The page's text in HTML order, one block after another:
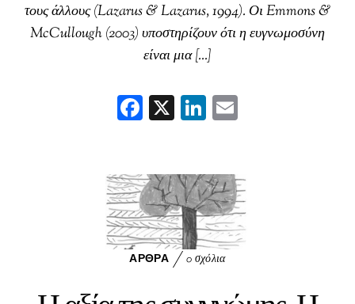
τους άλλους (Lazarus & Lazarus, 1994). Οι Emmons &
McCullough (2003) υποστηρίζουν ότι η ευγνωμοσύνη
είναι μια […]
F
ac
oo
k
X Li
nk
In
ΆΡΘΡΑ 0 σχόλια